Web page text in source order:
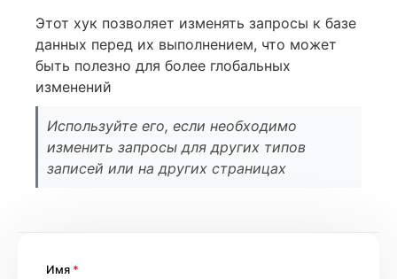
Этот хук позволяет изменять запросы к базе
данных перед их выполнением, что может
быть полезно для более глобальных
изменений
Используйте его, если необходимо
изменить запросы для других типов
записей или на других страницах
Имя *